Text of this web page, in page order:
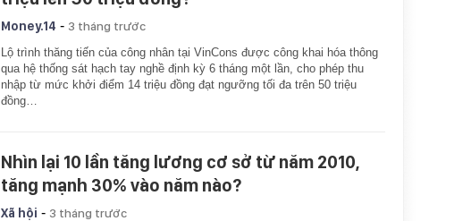
Money.14 - 3 tháng trước
Lộ trình thăng tiến của công nhân tại VinCons được công khai hóa thông
qua hệ thống sát hạch tay nghề định kỳ 6 tháng một lần, cho phép thu
nhập từ mức khởi điểm 14 triệu đồng đạt ngưỡng tối đa trên 50 triệu
đồng…
Nhìn lại 10 lần tăng lương cơ sở từ năm 2010,
tăng mạnh 30% vào năm nào?
Xã hội - 3 tháng trước